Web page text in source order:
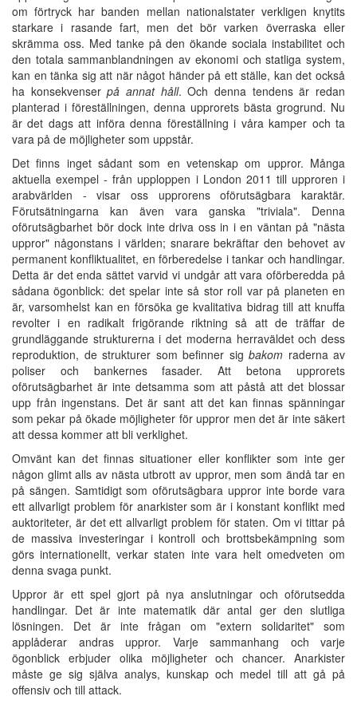
om förtryck har banden mellan nationalstater verkligen knytits
starkare i rasande fart, men det bör varken överraska eller
skrämma oss. Med tanke på den ökande sociala instabilitet och
den totala sammanblandningen av ekonomi och statliga system,
kan en tänka sig att när något händer på ett ställe, kan det också
ha konsekvenserpå annat håll. Och denna tendens är redan
planterad i föreställningen, denna upprorets bästa grogrund. Nu
är det dags att införa denna föreställning i våra kamper och ta
vara på de möjligheter som uppstår.
Det finns inget sådant som en vetenskap om uppror. Många
aktuella exempel - från upploppen i London 2011 till upproren i
arabvärlden - visar oss upprorens oförutsägbara karaktär.
Förutsätningarna kan även vara ganska "triviala". Denna
oförutsägbarhet bör dock inte driva oss in i en väntan på "nästa
uppror" någonstans i världen; snarare bekräftar den behovet av
permanent konfliktualitet, en förberedelse i tankar och handlingar.
Detta är det enda sättet varvid vi undgår att vara oförberedda på
sådana ögonblick: det spelar inte så stor roll var på planeten en
är, varsomhelst kan en försöka ge kvalitativa bidrag till att knuffa
revolter i en radikalt frigörande riktning så att de träffar de
grundläggande strukturerna i det moderna herraväldet och dess
reproduktion, de strukturer som befinner sig bakom raderna av
poliser och bankernes fasader. Att betona upprorets
oförutsägbarhet är inte detsamma som att påstå att det blossar
upp från ingenstans. Det är sant att det kan finnas spänningar
som pekar på ökade möjligheter för uppror men det är inte säkert
att dessa kommer att bli verklighet.
Omvänt kan det finnas situationer eller konflikter som inte ger
någon glimt alls av nästa utbrott av uppror, men som ändå tar en
på sängen. Samtidigt som oförutsägbara uppror inte borde vara
ett allvarligt problem för anarkister som är i konstant konflikt med
auktoriteter, är det ett allvarligt problem för staten. Om vi tittar på
de massiva investeringar i kontroll och brottsbekämpning som
görs internationellt, verkar staten inte vara helt omedveten om
denna svaga punkt.
Uppror är ett spel gjort på nya anslutningar och oförutsedda
handlingar. Det är inte matematik där antal ger den slutliga
lösningen. Det är inte frågan om "extern solidaritet" som
applåderar andras uppror. Varje sammanhang och varje
ögonblick erbjuder olika möjligheter och chancer. Anarkister
måste ge sig själva analys, kunskap och medel till att gå på
offensiv och till attack.